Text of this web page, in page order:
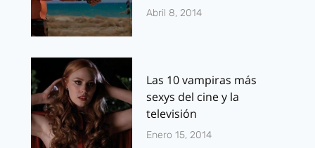
Abril 8, 2014
Las 10 vampiras más
sexys del cine y la
televisión
Enero 15, 2014